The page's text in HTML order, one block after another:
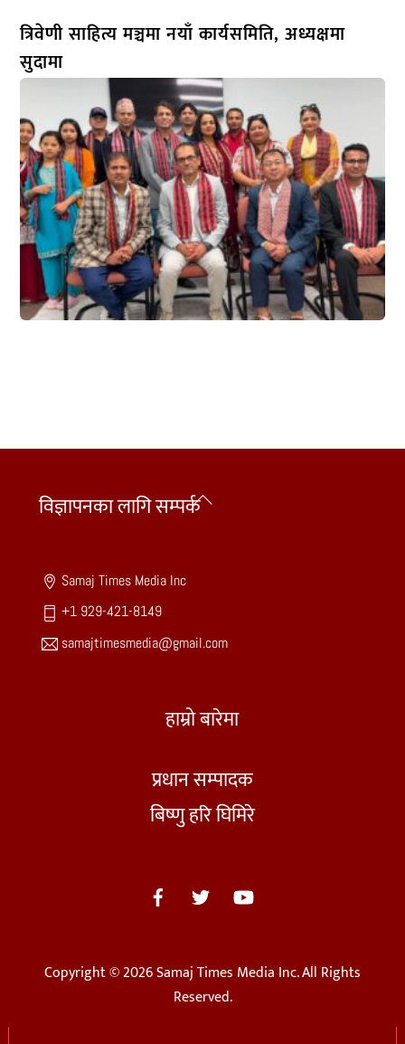
त्रिवेणी साहित्य मञ्चमा नयाँ कार्यसमिति, अध्यक्षमा
सुदामा
Back
विज्ञापनका लागि सम्पर्क
Samaj Times Media Inc
+1 929-421-8149
samajtimesmedia@gmail.com
हाम्रो बारेमा
प्रधान सम्पादक
बिष्णु हरि घिमिरे
Copyright © 2026 Samaj Times Media Inc. All Rights
Reserved.